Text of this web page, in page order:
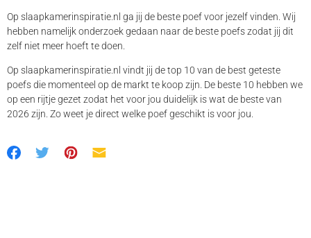
Op slaapkamerinspiratie.nl ga jij de beste poef voor jezelf vinden. Wij
hebben namelijk onderzoek gedaan naar de beste poefs zodat jij dit
zelf niet meer hoeft te doen.
Op slaapkamerinspiratie.nl vindt jij de top 10 van de best geteste
poefs die momenteel op de markt te koop zijn. De beste 10 hebben we
op een rijtje gezet zodat het voor jou duidelijk is wat de beste van
2026 zijn. Zo weet je direct welke poef geschikt is voor jou.